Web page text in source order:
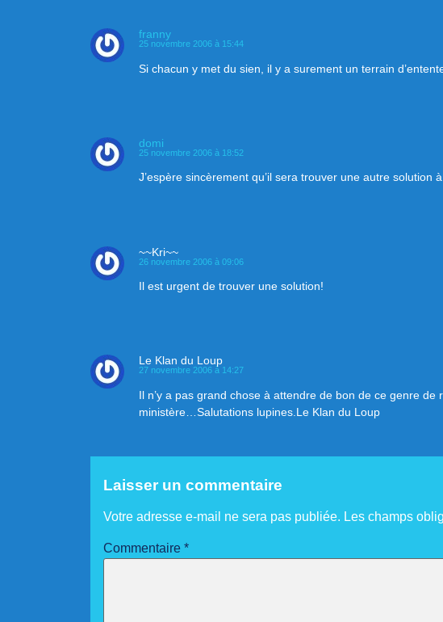
franny
25 novembre 2006 à 15:44
Si chacun y met du sien, il y a surement un terrain
domi
25 novembre 2006 à 18:52
J’espère sincèrement qu’il sera trouver une autre solution
~~Kri~~
26 novembre 2006 à 09:06
Il est urgent de trouver une solution!
Le Klan du Loup
27 novembre 2006 à 14:27
Il n’y a pas grand chose à attendre de bon de ce genre
ministère…Salutations lupines.Le Klan du Loup
Laisser un commentaire
Votre adresse e-mail ne sera pas publiée. Les champs
Commentaire *